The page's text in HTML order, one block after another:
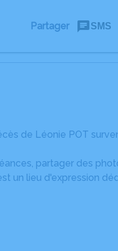
Partager SMS
de Léonie POT
partager des
un lieu d'expression